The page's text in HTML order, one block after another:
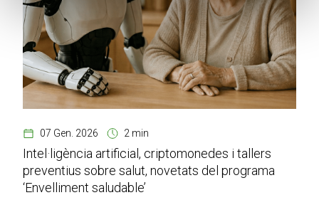
07 Gen. 2026 2 min
Intel·ligència artificial, criptomonedes i tallers
preventius sobre salut, novetats del programa
‘Envelliment saludable’